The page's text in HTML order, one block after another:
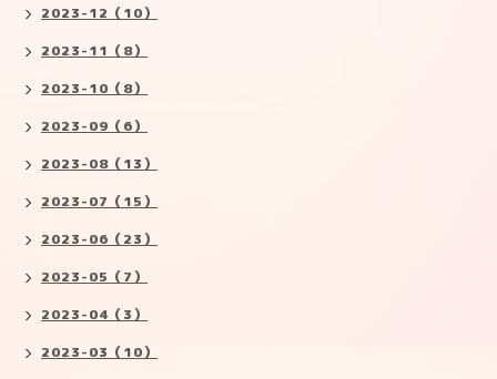
2023-12（10）
2023-11（8）
2023-10（8）
2023-09（6）
2023-08（13）
2023-07（15）
2023-06（23）
2023-05（7）
2023-04（3）
2023-03（10）